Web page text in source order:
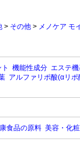
> その他 > メノケア モ
機能性成分 エステ
アルファリポ酸(αリポ
食品の原料 美容・化